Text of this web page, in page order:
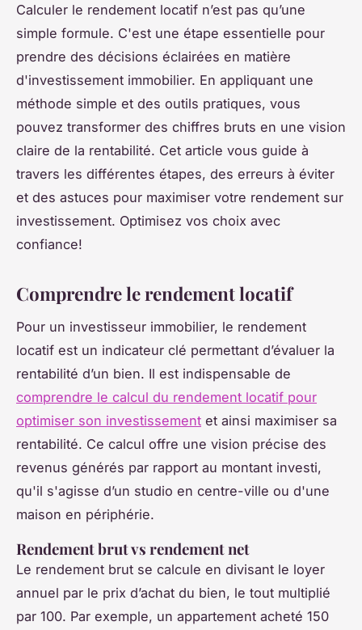
Calculer le rendement locatif n’est pas qu’une
simple formule. C'est une étape essentielle pour
prendre des décisions éclairées en matière
d'investissement immobilier. En appliquant une
méthode simple et des outils pratiques, vous
pouvez transformer des chiffres bruts en une vision
claire de la rentabilité. Cet article vous guide à
travers les différentes étapes, des erreurs à éviter
et des astuces pour maximiser votre rendement sur
investissement. Optimisez vos choix avec
confiance!
Comprendre le rendement locatif
Pour un investisseur immobilier, le rendement
locatif est un indicateur clé permettant d’évaluer la
rentabilité d’un bien. Il est indispensable de
comprendre le calcul du rendement locatif pour
optimiser son investissement et ainsi maximiser sa
rentabilité. Ce calcul offre une vision précise des
revenus générés par rapport au montant investi,
qu'il s'agisse d’un studio en centre-ville ou d'une
maison en périphérie.
Rendement brut vs rendement net
Le rendement brut se calcule en divisant le loyer
annuel par le prix d’achat du bien, le tout multiplié
par 100. Par exemple, un appartement acheté 150